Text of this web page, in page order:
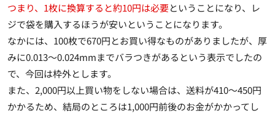
つまり、1枚に換算すると約10円は必要ということになり、レ
ジで袋を購入するほうが安いということになります。
なかには、100枚で670円とお買い得なものがありましたが、 厚
みに0.013～0.024mmまでバラつきがあるという表示でしたの
で、今回は枠外とします。
また、2,000円以上買い物をしない場合は、送料が410～450円
かかるため、結局のところは1,000円前後のお金がかかってし